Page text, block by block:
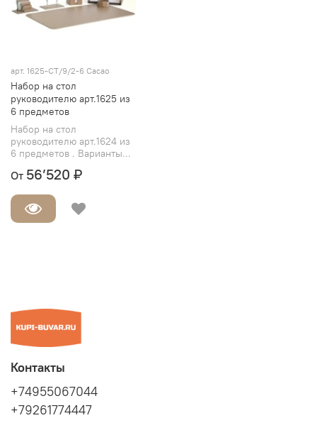
арт. 1625-СТ/9/2-6 Cacao
Набор на стол
руководителю арт.1625 из
6 предметов
Набор на стол
руководителю арт.1624 из
6 предметов . Варианты...
От 56’520 ₽
Контакты
+74955067044
+79261774447